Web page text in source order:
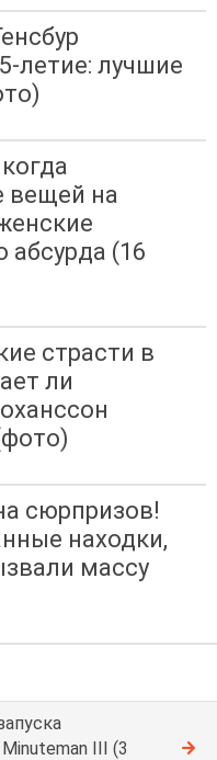
летие: лучшие
вещей на
абсурда (16
страсти в
ли
сюрпризов!
находки,
массу
III (3